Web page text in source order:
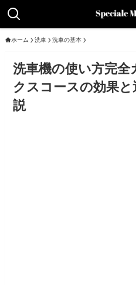
ホーム 洗車 洗車の基本
洗車機の使い方完全
クスコースの効果
説